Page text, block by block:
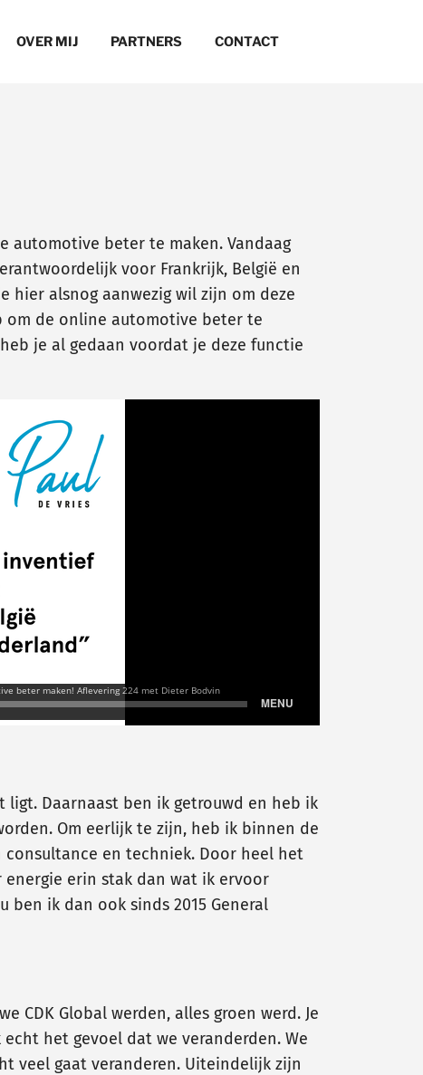
OVER MIJ PARTNERS CONTACT
automotive beter te maken. Vandaag
voor Frankrijk, België en
alsnog aanwezig wil zijn om deze
om de online automotive beter te
je al gedaan voordat je deze functie
ligt. Daarnaast ben ik getrouwd en heb ik
Om eerlijk te zijn, heb ik binnen de
en techniek. Door heel het
energie erin stak dan wat ik ervoor
ik dan ook sinds 2015 General
CDK Global werden, alles groen werd. Je
het gevoel dat we veranderden. We
veel gaat veranderen. Uiteindelijk zijn